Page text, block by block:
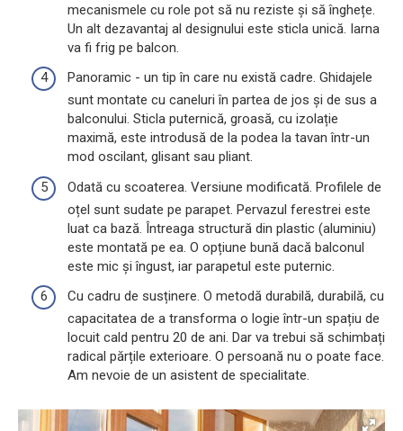
mecanismele cu role pot să nu reziste și să înghețe.
Un alt dezavantaj al designului este sticla unică. Iarna
va fi frig pe balcon.
Panoramic - un tip în care nu există cadre. Ghidajele
sunt montate cu caneluri în partea de jos și de sus a
balconului. Sticla puternică, groasă, cu izolație
maximă, este introdusă de la podea la tavan într-un
mod oscilant, glisant sau pliant.
Odată cu scoaterea. Versiune modificată. Profilele de
oțel sunt sudate pe parapet. Pervazul ferestrei este
luat ca bază. Întreaga structură din plastic (aluminiu)
este montată pe ea. O opțiune bună dacă balconul
este mic și îngust, iar parapetul este puternic.
Cu cadru de susținere. O metodă durabilă, durabilă, cu
capacitatea de a transforma o logie într-un spațiu de
locuit cald pentru 20 de ani. Dar va trebui să schimbați
radical părțile exterioare. O persoană nu o poate face.
Am nevoie de un asistent de specialitate.